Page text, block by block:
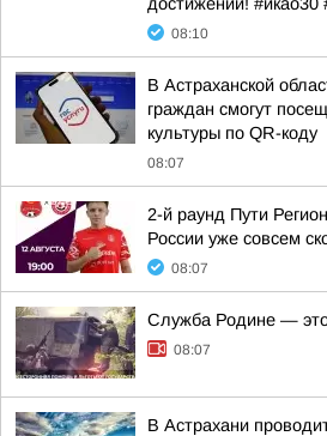
08:10
В Астраханской
граждан смогут
культуры по QR-коду
08:07
2-й раунд Пути
России уже совсем
08:07
Служба Родине —
08:07
В Астрахани